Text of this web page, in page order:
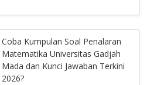
Coba Kumpulan Soal Penalaran
Matematika Universitas Gadjah
Mada dan Kunci Jawaban Terkini
2026?